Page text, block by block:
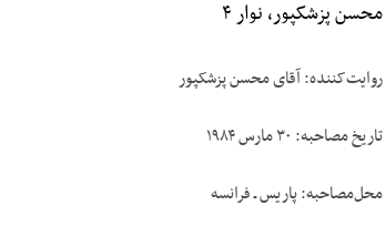
محسن پزشکپور، نوار ۴
روایت‌کننده: آقای محسن پزشک‎پور
تاریخ مصاحبه: ۳۰ مارس ۱۹۸۴
محل‌مصاحبه: پاریس ـ فرانسه